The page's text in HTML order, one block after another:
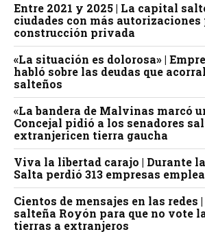
Entre 2021 y 2025 | La capital
ciudades con más autorizaciones
construcción privada
«La situación es dolorosa» |
habló sobre las deudas que
salteños
«La bandera de Malvinas marcó
Concejal pidió a los senadores
extranjericen tierra gaucha
Viva la libertad carajo | Durante
Salta perdió 313 empresas
Cientos de mensajes en las redes
salteña Royón para que no vote
tierras a extranjeros